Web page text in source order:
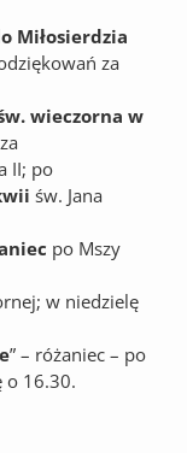
Miłosierdzia
za
wieczorna w
za
II; po
św. Jana
po Mszy
w niedzielę
” – różaniec – po
o 16.30.